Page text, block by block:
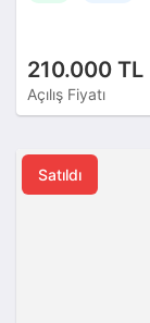
210.000 TL
Açılış Fiyatı
Satıldı